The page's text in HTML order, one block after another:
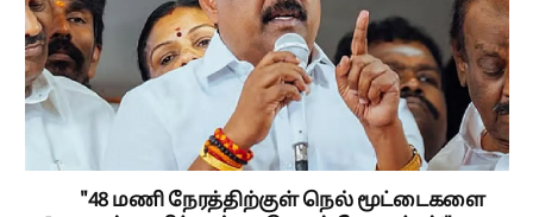
"48 மணி நேரத்திற்குள் நெல் மூட்டைகளை